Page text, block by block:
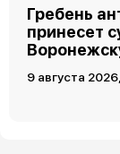
Гребень
принесет
9 августа